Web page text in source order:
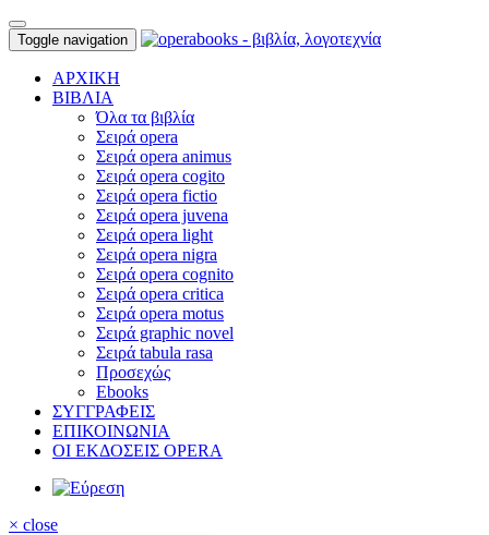
Toggle navigation
ΑΡΧΙΚΗ
ΒΙΒΛΙΑ
Όλα τα βιβλία
Σειρά opera
Σειρά opera animus
Σειρά opera cogito
Σειρά opera fictio
Σειρά opera juvena
Σειρά opera light
Σειρά opera nigra
Σειρά opera cognito
Σειρά opera critica
Σειρά opera motus
Σειρά graphic novel
Σειρά tabula rasa
Προσεχώς
Ebooks
ΣΥΓΓΡΑΦΕΙΣ
ΕΠΙΚΟΙΝΩΝΙΑ
ΟΙ ΕΚΔΟΣΕΙΣ OPERA
× close